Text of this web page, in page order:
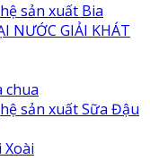
sản xuất Bia
NƯỚC GIẢI KHÁT
chua
sản xuất Sữa Đậu